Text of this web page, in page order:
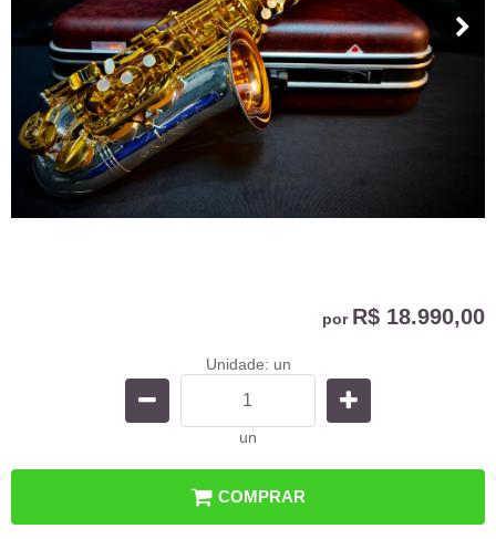
por R$ 18.990,00
Unidade: un
un
COMPRAR